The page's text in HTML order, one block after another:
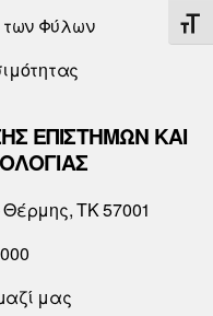
των Φύλων
ΕΠΙΣΤΗΜΩΝ ΚΑΙ
ΤΚ 57001
μας